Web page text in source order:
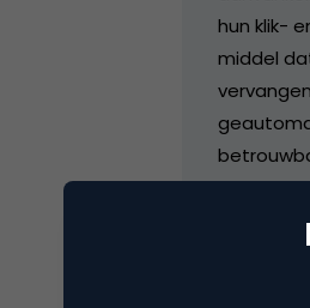
hun klik-
middel